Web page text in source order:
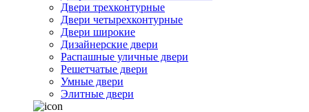
Двери трехконтурные
Двери четырехконтурные
Двери широкие
Дизайнерские двери
Распашные уличные двери
Решетчатые двери
Умные двери
Элитные двери